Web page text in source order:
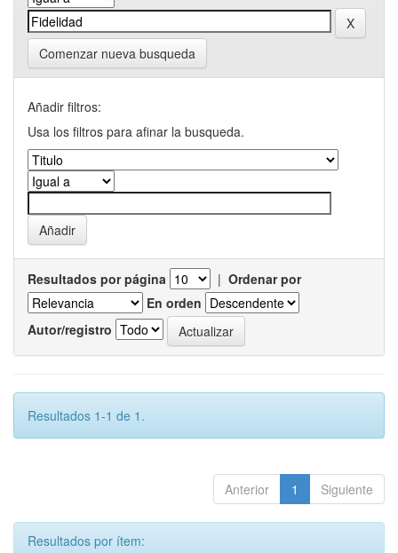
Comenzar nueva busqueda
Añadir filtros:
Usa los filtros para afinar la busqueda.
Resultados por página | Ordenar por
En orden
Autor/registro
Resultados 1-1 de 1.
Anterior 1 Siguiente
Resultados por ítem: